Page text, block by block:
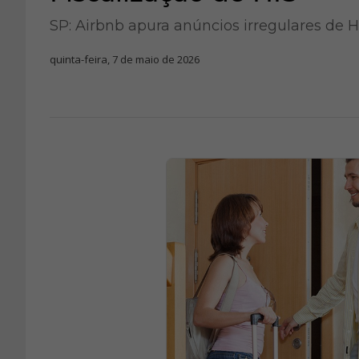
SP: Airbnb apura anúncios irregulares de
quinta-feira, 7 de maio de 2026